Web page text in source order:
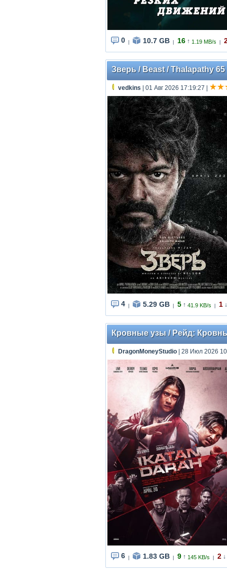
0 10.7 GB 16 ↑ 1.19 MB/s
Зверь / Beast / Thalapathy
vedkins | 01 Авг 2026 17:19:27
4 5.29 GB 5 ↑ 41.9 KB/s 1 ↓
Кровные узы / Рейд:
DragonMoneyStudio | 28 Июл 2026
6 1.83 GB 9 ↑ 145 KB/s 2 ↓